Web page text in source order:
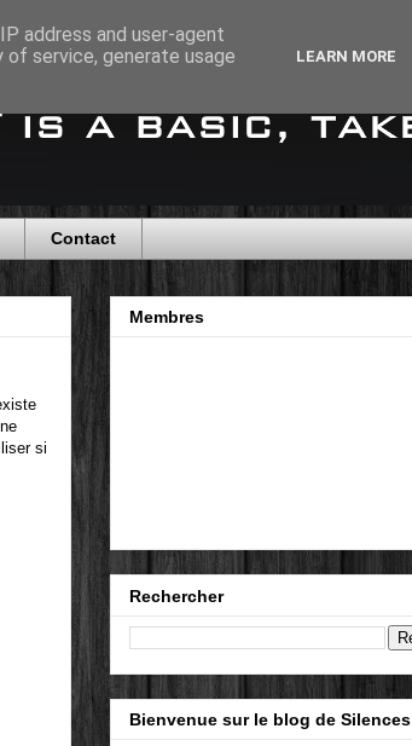
Contact
si
Membres
Rechercher
Bienvenue sur le blog de Silences
address and user-agent
service, generate usage
LEARN MORE